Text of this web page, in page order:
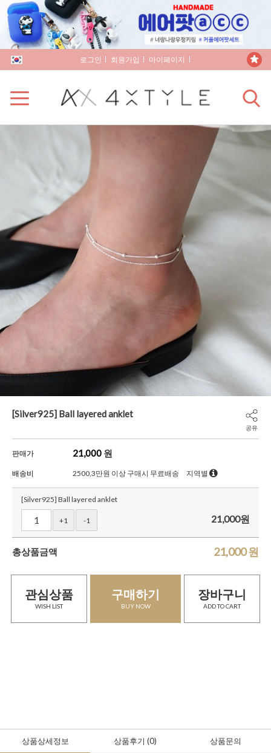
로그인 회원가입 마이페이지
[Silver925] Ball layered anklet
공유
판매가 21,000 원
배송비 2500,3만원 이상 구매시 무료배송 지역별
[Silver925] Ball layered anklet
+1 -1 21,000원
총상품금액 21,000원
관심상품
WISH LIST
구매하기
BUY NOW
장바구니
ADD TO CART
상품상세정보 상품후기 (0) 상품문의